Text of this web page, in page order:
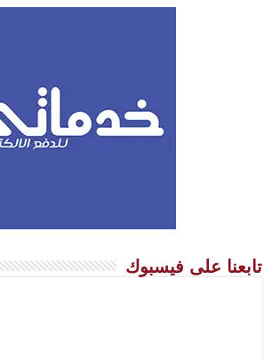
تابعنا على فيسبوك